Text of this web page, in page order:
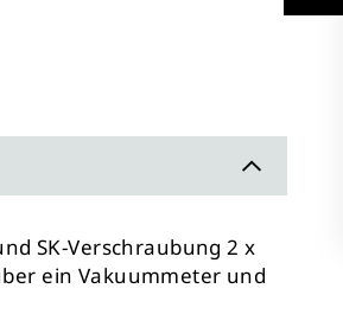
SK-Verschraubung 2 x
ein Vakuummeter und